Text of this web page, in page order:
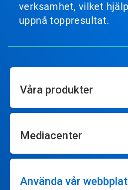
verksamhet, vilket
uppnå toppresultat.
Våra produkter
Mediacenter
Använda vår